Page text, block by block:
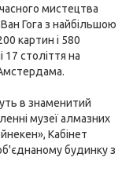
мистецтва
Гога з найбільшою
картин і 580
століття на
в знаменитий
музеї алмазних
Кабінет
будинку з